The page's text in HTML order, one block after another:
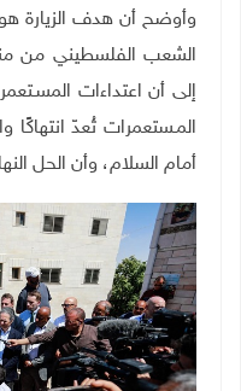
وأوضح أن هدف الزيارة هو
الشعب الفلسطيني من
إلى أن اعتداءات
المـستعمرات تُعدّ
أمام السلام، وأن الحل